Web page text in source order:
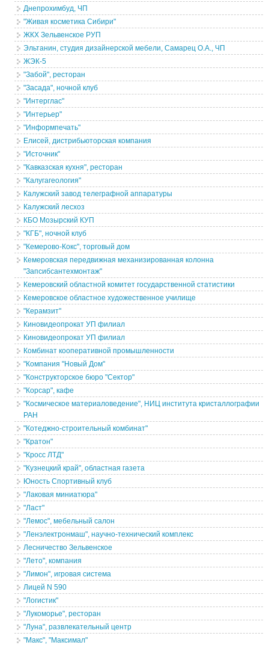
Днепрохимбуд, ЧП
"Живая косметика Сибири"
ЖКХ Зельвенское РУП
Эльтанин, студия дизайнерской мебели, Самарец О.А., ЧП
ЖЭК-5
"Забой", ресторан
"Засада", ночной клуб
"Интерглас"
"Интерьер"
"Информпечать"
Елисей, дистрибьюторская компания
"Источник"
"Кавказская кухня", ресторан
"Калугагеология"
Калужский завод телеграфной аппаратуры
Калужский лесхоз
КБО Мозырский КУП
"КГБ", ночной клуб
"Кемерово-Кокс", торговый дом
Кемеровская передвижная механизированная колонна
"Запсибсантехмонтаж"
Кемеровский областной комитет государственной статистики
Кемеровское областное художественное училище
"Керамзит"
Киновидеопрокат УП филиал
Киновидеопрокат УП филиал
Комбинат кооперативной промышленности
"Компания "Новый Дом"
"Конструкторское бюро "Сектор"
"Корсар", кафе
"Космическое материаловедение", НИЦ института кристаллографии
РАН
"Котеджно-строительный комбинат"
"Кратон"
"Кросс ЛТД"
"Кузнецкий край", областная газета
Юность Спортивный клуб
"Лаковая миниатюра"
"Ласт"
"Лемос", мебельный салон
"Ленэлектронмаш", научно-технический комплекс
Лесничество Зельвенское
"Лето", компания
"Лимон", игровая система
Лицей N 590
"Логистик"
"Лукоморье", ресторан
"Луна", развлекательный центр
"Макс", "Максимал"